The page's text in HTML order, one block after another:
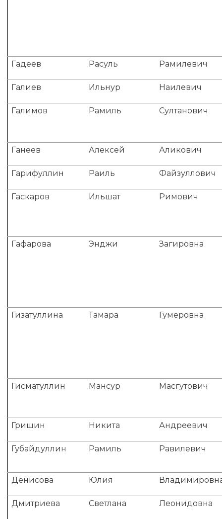
Гадеев Расуль Рамилевич
Галиев Ильнур Наилевич
Галимов Рамиль Султанович
Ганеев Алексей Аликович
Гарифуллин Раиль Файзуллович
Гаскаров Ильшат Римович
Гафарова Энджи Загировна
Гизатуллина Тамара Гумеровна
Гисматуллин Мансур Масгутович
Гришин Никита Андреевич
Губайдуллин Рамиль Равилевич
Денисова Юлия
Дмитриева Светлана Леонидовна